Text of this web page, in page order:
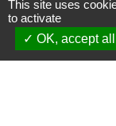
73700
This site uses
to activate
OK, accept all